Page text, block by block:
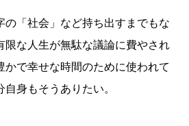
の「社会」など持ち出すまでもな
限な人生が無駄な議論に費やされ
かで幸せな時間のために使われて
身もそうありたい。